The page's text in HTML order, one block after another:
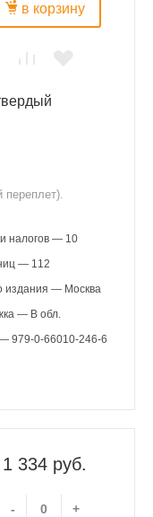
в корзину
налогов — 10
— 112
издания — Москва
— В обл.
979-0-66010-246-6
1 334 руб.
- +